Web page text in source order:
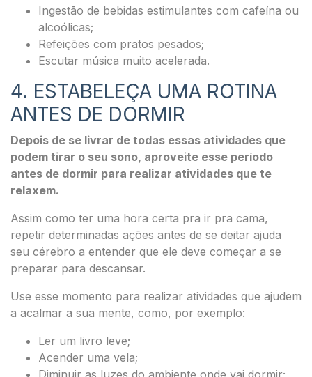
Ingestão de bebidas estimulantes com cafeína ou
alcoólicas;
Refeições com pratos pesados;
Escutar música muito acelerada.
4. ESTABELEÇA UMA ROTINA
ANTES DE DORMIR
Depois de se livrar de todas essas atividades que
podem tirar o seu sono, aproveite esse período
antes de dormir para realizar atividades que te
relaxem.
Assim como ter uma hora certa pra ir pra cama,
repetir determinadas ações antes de se deitar ajuda
seu cérebro a entender que ele deve começar a se
preparar para descansar.
Use esse momento para realizar atividades que ajudem
a acalmar a sua mente, como, por exemplo:
Ler um livro leve;
Acender uma vela;
Diminuir as luzes do ambiente onde vai dormir;